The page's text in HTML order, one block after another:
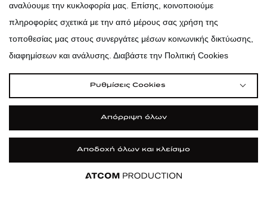
| Πολιτική Cookies | Κώδικας Δεοντολογίας
Προστασία Προσωπικών Δεδομένων
αναλύουμε την κυκλοφορία μας. Επίσης, κοινοποιούμε
πληροφορίες σχετικά με την από μέρους σας χρήση της
τοποθεσίας μας στους συνεργάτες μέσων κοινωνικής δικτύωσης,
διαφημίσεων και ανάλυσης. Διαβάστε την Πολιτική Cookies
Ρυθμίσεις Cookies
Απόρριψη όλων
Αποδοχή όλων και κλείσιμο